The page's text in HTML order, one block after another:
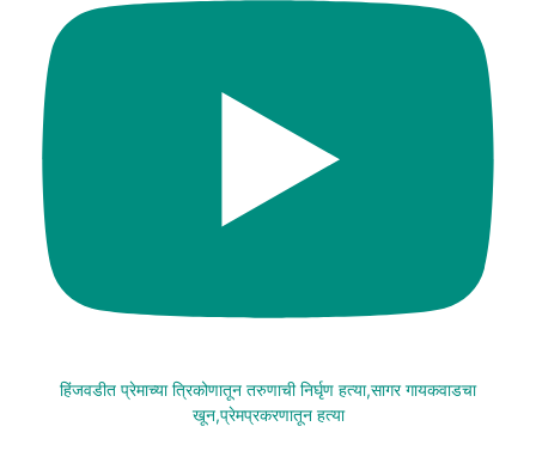
हिंजवडीत प्रेमाच्या त्रिकोणातून तरुणाची निर्घृण हत्या,सागर गायकवाडचा
खून,प्रेमप्रकरणातून हत्या